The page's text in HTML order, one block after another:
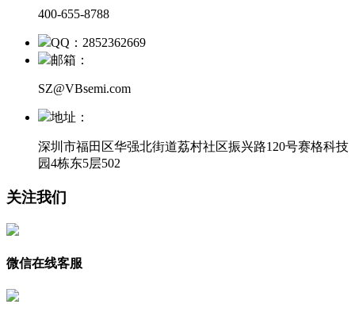
400-655-8788
QQ：2852362669
邮箱：
SZ@VBsemi.com
地址：
深圳市福田区华强北街道荔村社区振兴路120号赛格科技
园4栋东5层502
关注我们
微信在线客服